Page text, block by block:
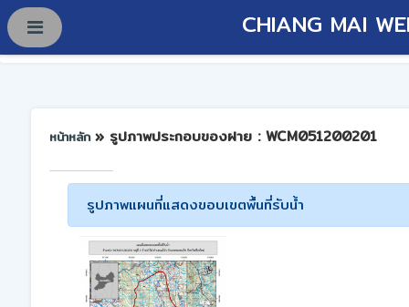
CHIANG MAI
หน้าหลัก » รูปภาพประกอบของฝาย : WCM051200201
รูปภาพแผนที่แสดงขอบเขตพื้นที่รับน้ำ